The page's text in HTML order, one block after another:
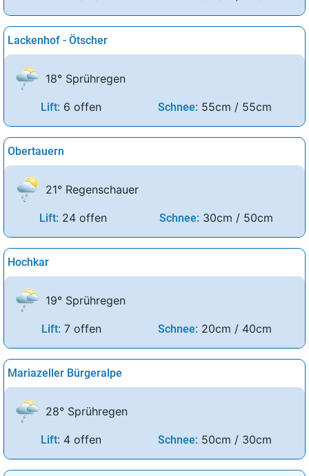
Lackenhof - Ötscher
18° Sprühregen
Lift: 6 offen Schnee: 55cm / 55cm
Obertauern
21° Regenschauer
Lift: 24 offen Schnee: 30cm / 50cm
Hochkar
19° Sprühregen
Lift: 7 offen Schnee: 20cm / 40cm
Mariazeller Bürgeralpe
28° Sprühregen
Lift: 4 offen Schnee: 50cm / 30cm